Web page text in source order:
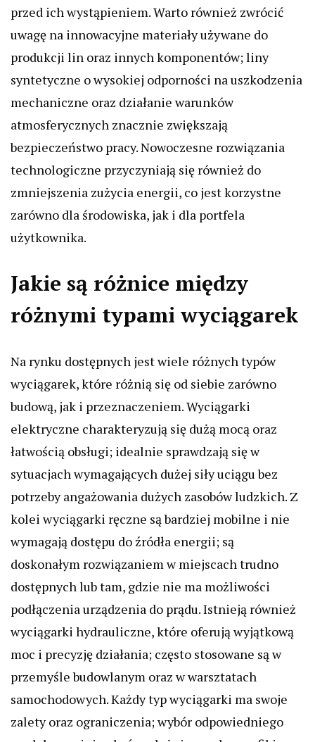
przed ich wystąpieniem. Warto również zwrócić
uwagę na innowacyjne materiały używane do
produkcji lin oraz innych komponentów; liny
syntetyczne o wysokiej odporności na uszkodzenia
mechaniczne oraz działanie warunków
atmosferycznych znacznie zwiększają
bezpieczeństwo pracy. Nowoczesne rozwiązania
technologiczne przyczyniają się również do
zmniejszenia zużycia energii, co jest korzystne
zarówno dla środowiska, jak i dla portfela
użytkownika.
Jakie są różnice między
różnymi typami wyciągarek
Na rynku dostępnych jest wiele różnych typów
wyciągarek, które różnią się od siebie zarówno
budową, jak i przeznaczeniem. Wyciągarki
elektryczne charakteryzują się dużą mocą oraz
łatwością obsługi; idealnie sprawdzają się w
sytuacjach wymagających dużej siły uciągu bez
potrzeby angażowania dużych zasobów ludzkich. Z
kolei wyciągarki ręczne są bardziej mobilne i nie
wymagają dostępu do źródła energii; są
doskonałym rozwiązaniem w miejscach trudno
dostępnych lub tam, gdzie nie ma możliwości
podłączenia urządzenia do prądu. Istnieją również
wyciągarki hydrauliczne, które oferują wyjątkową
moc i precyzję działania; często stosowane są w
przemyśle budowlanym oraz w warsztatach
samochodowych. Każdy typ wyciągarki ma swoje
zalety oraz ograniczenia; wybór odpowiedniego